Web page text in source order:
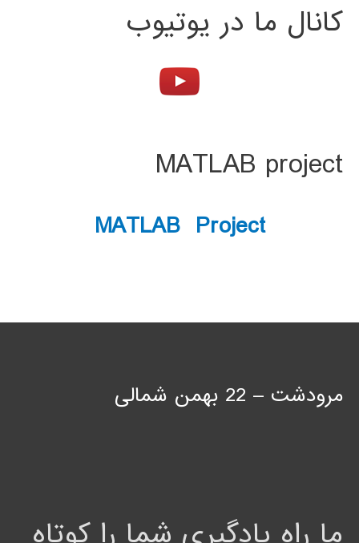
کانال ما در یوتیوب
MATLAB project
MATLAB Project
مرودشت – 22 بهمن شمالی
ما راه یادگیری شما را کوتاه